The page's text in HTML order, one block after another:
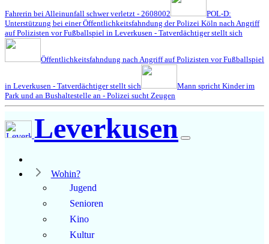
Fahrerin bei Alleinunfall schwer verletzt - 2608002
POL-D:
Unterstützung bei einer Öffentlichkeitsfahndung der Polizei Köln nach Angriff
auf Polizisten vor Fußballspiel in Leverkusen - Tatverdächtiger stellt sich
Öffentlichkeitsfahndung nach Angriff auf Polizisten vor Fußballspiel
in Leverkusen - Tatverdächtiger stellt sich
Mann spricht Kinder im
Park und an Bushaltestelle an - Polizei sucht Zeugen
Leverkusen
Wohin?
Jugend
Senioren
Kino
Kultur